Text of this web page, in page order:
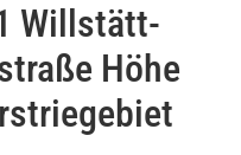
Willstätt-
Höhe